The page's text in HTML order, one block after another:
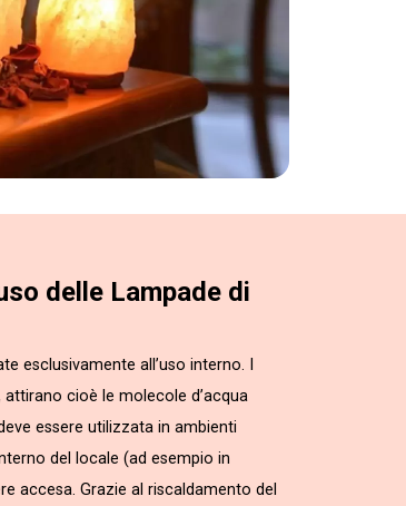
delle Lampade di
esclusivamente all’uso interno. I
cioè le molecole d’acqua
essere utilizzata in ambienti
del locale (ad esempio in
accesa. Grazie al riscaldamento del